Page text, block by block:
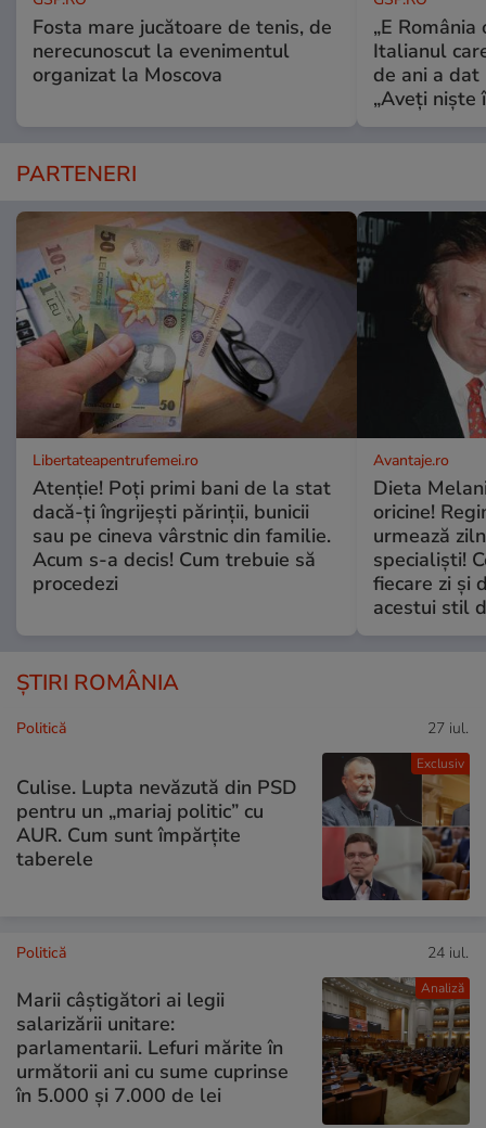
Fosta mare jucătoare de tenis, de
nerecunoscut la evenimentul
organizat la Moscova
„E
Italianul
de ani a
„Aveți niște
PARTENERI
Libertateapentrufemei.ro
Atenție! Poți primi bani de la stat
dacă-ți îngrijești părinții, bunicii
sau pe cineva vârstnic din familie.
Acum s-a decis! Cum trebuie să
procedezi
Avantaje.ro
Dieta
oricine!
urmează
specialiști!
fiecare zi și
acestui stil
ȘTIRI ROMÂNIA
Exclusiv
Politică 27 iul.
Culise. Lupta nevăzută din PSD
pentru un „mariaj politic” cu
AUR. Cum sunt împărțite
taberele
Analiză
Politică 24 iul.
Marii câștigători ai legii
salarizării unitare:
parlamentarii. Lefuri mărite în
următorii ani cu sume cuprinse
în 5.000 și 7.000 de lei